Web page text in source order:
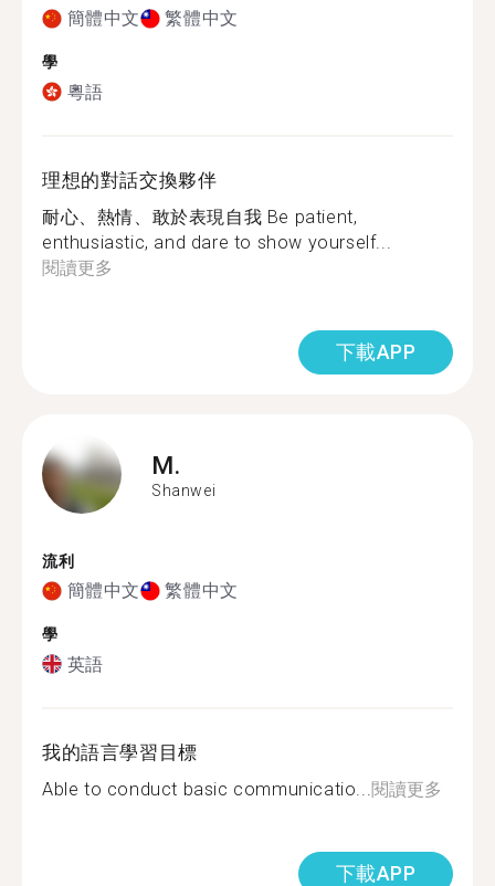
簡體中文 繁體中文
學
粵語
理想的對話交換夥伴
耐心、熱情、敢於表現自我 Be patient,
enthusiastic, and dare to show yourself...
閱讀更多
下載APP
M.
Shanwei
流利
簡體中文 繁體中文
學
英語
我的語言學習目標
Able to conduct basic communicatio... 閱讀更多
下載APP